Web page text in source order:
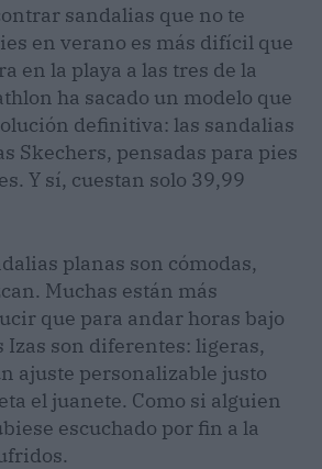
sandalias que no te
en verano es más difícil que
en la playa a las tres de la
ha sacado un modelo que
definitiva: las sandalias
Skechers, pensadas para pies
Y sí, cuestan solo 39,99
planas son cómodas,
Muchas están más
que para andar horas bajo
Izas son diferentes: ligeras,
ajuste personalizable justo
el juanete. Como si alguien
escuchado por fin a la